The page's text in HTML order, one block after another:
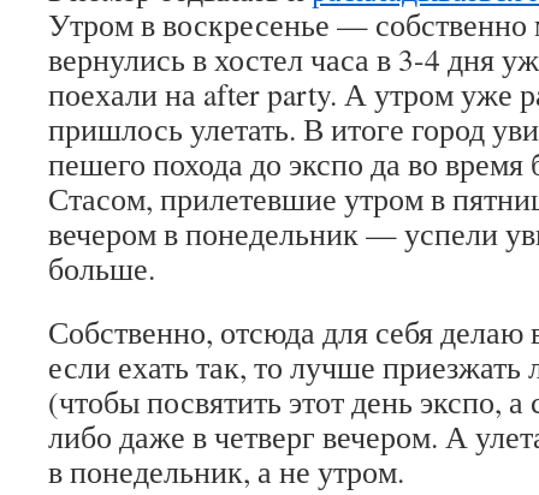
Утром в воскресенье — собственно
вернулись в хостел часа в 3-4 дня
поехали на after party. А утром уже
пришлось улетать. В итоге город
пешего похода до экспо да во
Стасом, прилетевшие утром в
вечером в понедельник — успели
больше.
Собственно, отсюда для себя
если ехать так, то лучше
(чтобы посвятить этот день экспо,
либо даже в четверг вечером. А
в понедельник, а не утром.